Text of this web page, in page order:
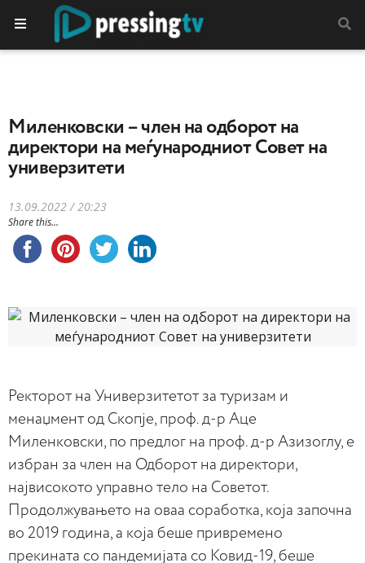
Миленковски – член на одборот на
директори на меѓународниот Совет на
универзитети
13.09.2022 / 20:23
Share this...
Ректорот на Универзитетот за туризам и
менаџмент од Скопје, проф. д-р Аце
Миленковски, по предлог на проф. д-р Азизоглу, е
избран за член на Одборот на директори,
највисокото управно тело на Советот.
Продолжувањето на оваа соработка, која започна
во 2019 година, а која беше привремено
прекината со пандемијата со Ковид-19, беше